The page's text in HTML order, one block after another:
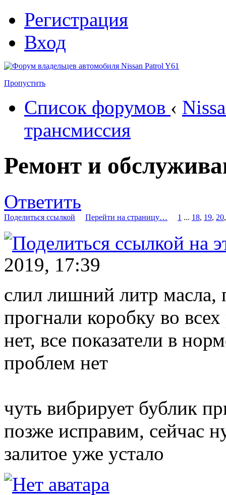
Регистрация
Вход
Пропустить
Список форумов ‹
трансмиссия
Ремонт и
Ответить
Поделиться ссылкой Перейти на страницу… 1 ... 18, 19, 20
2019, 17:39
слил лишний литр масла,
прогнали коробку во
нет, все показатели в
проблем нет
чуть вибрирует бублик
позже исправим, сейчас
залитое уже устало